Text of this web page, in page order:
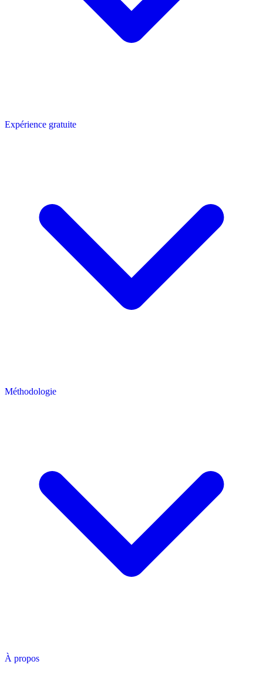
Expérience gratuite
Méthodologie
À propos